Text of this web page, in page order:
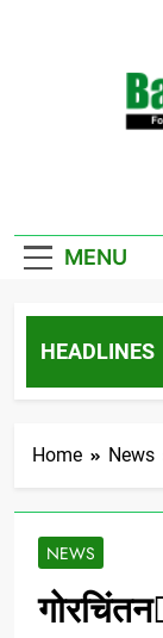
MENU
HEADLINES
बंजारो का
(Migration
4 Years Ago
Home News
NEWS